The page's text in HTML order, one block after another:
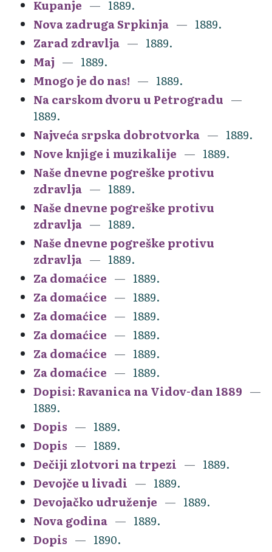
Kupanje
1889.
Nova zadruga Srpkinja
1889.
Zarad zdravlja
1889.
Maj
1889.
Mnogo je do nas!
1889.
Na carskom dvoru u Petrogradu
1889.
Najveća srpska dobrotvorka
1889.
Nove knjige i muzikalije
1889.
Naše dnevne pogreške protivu
zdravlja
1889.
Naše dnevne pogreške protivu
zdravlja
1889.
Naše dnevne pogreške protivu
zdravlja
1889.
Za domaćice
1889.
Za domaćice
1889.
Za domaćice
1889.
Za domaćice
1889.
Za domaćice
1889.
Za domaćice
1889.
Dopisi: Ravanica na Vidov-dan 1889
1889.
Dopis
1889.
Dopis
1889.
Dečiji zlotvori na trpezi
1889.
Devojče u livadi
1889.
Devojačko udruženje
1889.
Nova godina
1889.
Dopis
1890.